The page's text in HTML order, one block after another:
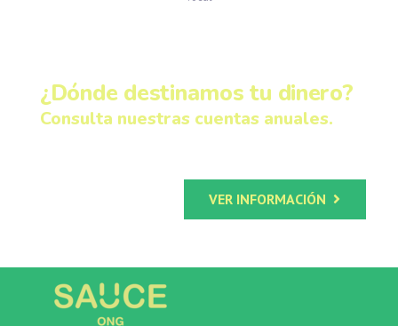
¿Dónde destinamos tu dinero?
Consulta nuestras cuentas anuales.
VER INFORMACIÓN